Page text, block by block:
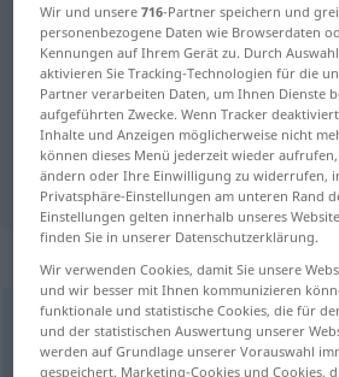
Deutsch-Norwegisch
für "improvisieren"
"improvisieren"
Übersetzung
„improvisieren“
improvisieren
Übersicht aller Übersetzungen
Wir und unsere716-Partner speichern und
personenbezogene Daten wie Browserdaten
Kennungen auf Ihrem Gerät zu. Durch
aktivieren Sie Tracking-Technologien für die
Partner verarbeiten Daten, um Ihnen Dienste
aufgeführten Zwecke. Wenn Tracker
Inhalte und Anzeigen möglicherweise nicht
können dieses Menü jederzeit wieder
ändern oder Ihre Einwilligung zu widerrufen,
Privatsphäre-Einstellungen am unteren Rand
Einstellungen gelten innerhalb unseres
finden Sie in unserer Datenschutzerklärung.
Wir verwenden Cookies, damit Sie unsere
und wir besser mit Ihnen kommunizieren
funktionale und statistische Cookies, die für
und der statistischen Auswertung unserer
werden auf Grundlage unserer Vorauswahl
gespeichert. Marketing-Cookies und Cookies,